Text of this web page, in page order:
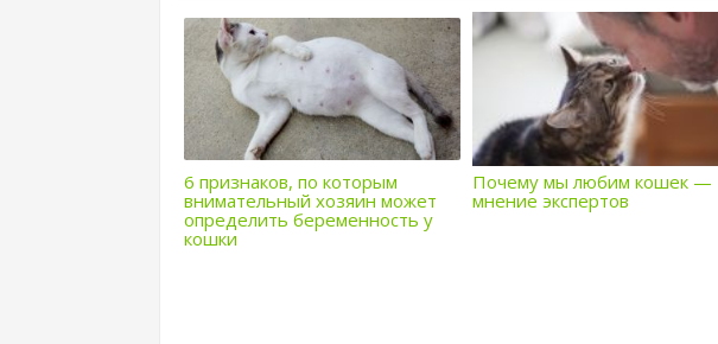
6 признаков, по которым
внимательный хозяин может
определить беременность у
кошки
Почему мы любим кошек —
мнение экспертов